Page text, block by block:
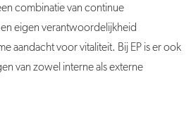
combinatie van continue
eigen verantwoordelijkheid
aandacht voor vitaliteit. Bij EP is er ook
van zowel interne als externe